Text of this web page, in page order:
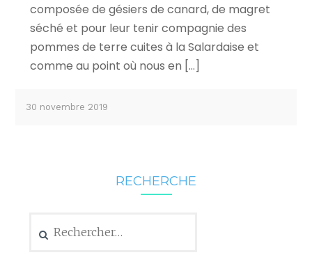
composée de gésiers de canard, de magret
séché et pour leur tenir compagnie des
pommes de terre cuites à la Salardaise et
comme au point où nous en […]
30 novembre 2019
RECHERCHE